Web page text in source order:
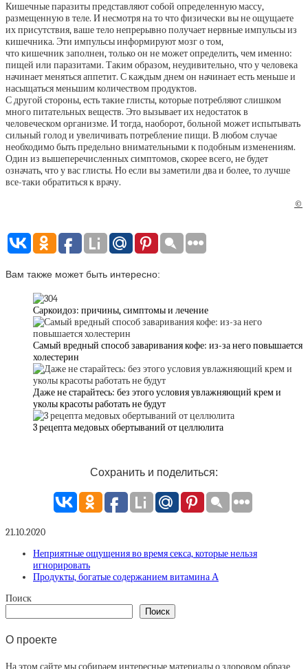
Кишечные паразиты представляют собой определенную массу,
размещенную в теле. И несмотря на то что физически вы не ощущаете
их присутствия, ваше тело непрерывно получает нервные импульсы из
кишечника. Эти импульсы информируют мозг о том,
что кишечник заполнен, только он не может определить, чем именно:
пищей или паразитами. Таким образом, неудивительно, что у человека
начинает меняться аппетит. С каждым днем он начинает есть меньше и
насыщаться меньшим количеством продуктов.
С другой стороны, есть такие глисты, которые потребляют слишком
много питательных веществ. Это вызывает их недостаток в
человеческом организме. И тогда, наоборот, больной может испытывать
сильный голод и увеличивать потребление пищи. В любом случае
необходимо быть предельно внимательными к подобным изменениям.
Один из вышеперечисленных симптомов, скорее всего, не будет
означать, что у вас глисты. Но если вы заметили два и более, то лучше
все-таки обратиться к врачу.
©
Вам также может быть интересно:
Саркоидоз: причины, симптомы и лечение
Самый вредный способ заваривания кофе: из-за него повышается
холестерин
Даже не старайтесь: без этого условия увлажняющий крем и
уколы красоты работать не будут
3 рецепта медовых обертываний от целлюлита
Сохранить и поделиться:
21.10.2020
Неприятные ощущения во время секса, которые нельзя
игнорировать
Продукты, богатые содержанием витамина А
Поиск
Поиск
О проекте
На этом сайте мы собираем интересные материалы о здоровом образе